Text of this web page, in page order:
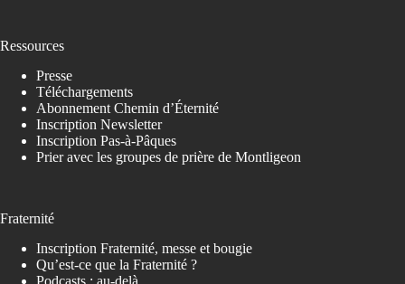
Ressources
Presse
Téléchargements
Abonnement Chemin d’Éternité
Inscription Newsletter
Inscription Pas-à-Pâques
Prier avec les groupes de prière de Montligeon
Fraternité
Inscription Fraternité, messe et bougie
Qu’est-ce que la Fraternité ?
Podcasts : au-delà